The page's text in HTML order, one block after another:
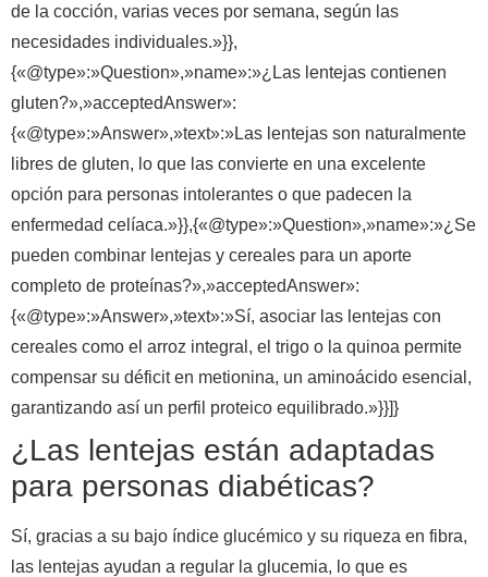
de la cocción, varias veces por semana, según las
necesidades individuales.»}},
{«@type»:»Question»,»name»:»¿Las lentejas contienen
gluten?»,»acceptedAnswer»:
{«@type»:»Answer»,»text»:»Las lentejas son naturalmente
libres de gluten, lo que las convierte en una excelente
opción para personas intolerantes o que padecen la
enfermedad celíaca.»}},{«@type»:»Question»,»name»:»¿Se
pueden combinar lentejas y cereales para un aporte
completo de proteínas?»,»acceptedAnswer»:
{«@type»:»Answer»,»text»:»Sí, asociar las lentejas con
cereales como el arroz integral, el trigo o la quinoa permite
compensar su déficit en metionina, un aminoácido esencial,
garantizando así un perfil proteico equilibrado.»}}]}
¿Las lentejas están adaptadas
para personas diabéticas?
Sí, gracias a su bajo índice glucémico y su riqueza en fibra,
las lentejas ayudan a regular la glucemia, lo que es